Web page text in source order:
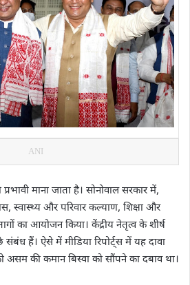
ANI
प्रभावी माना जाता है। सोनोवाल सरकार में,
स्वास्थ्य और परिवार कल्याण, शिक्षा और
का आयोजन किया। केंद्रीय नेतृत्व के शीर्ष
हैं। ऐसे में मीडिया रिपोर्ट्स में यह दावा
असम की कमान बिस्वा को सौंपने का दबाव था।